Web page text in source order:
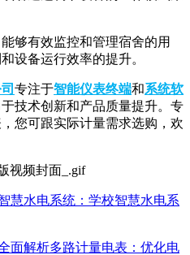
够有效监控和管理宿舍的用
设备运行效率的提升。
专注于智能仪表终端和系统软
技术创新和产品质量提升。专
您可跟实际计量需求选购，欢
慧水电系统：学校智慧水电系
面解析多路计量电表：优化电